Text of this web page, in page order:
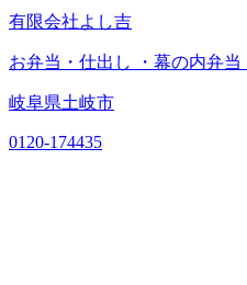
有限会社よし吉
お弁当・仕出し ・幕の内弁
岐阜県土岐市
0120-174435